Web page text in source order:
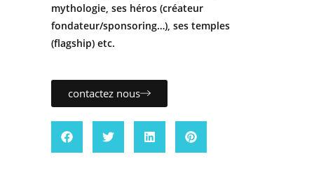
mythologie, ses héros (créateur
fondateur/sponsoring…), ses temples
(flagship) etc.
contactez nous